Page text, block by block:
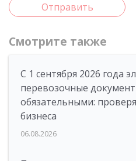
Отправить
Смотрите также
С 1 сентября 2026 года
перевозочные
обязательными:
бизнеса
06.08.2026